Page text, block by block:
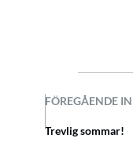
FÖREGÅENDE
Trevlig sommar!